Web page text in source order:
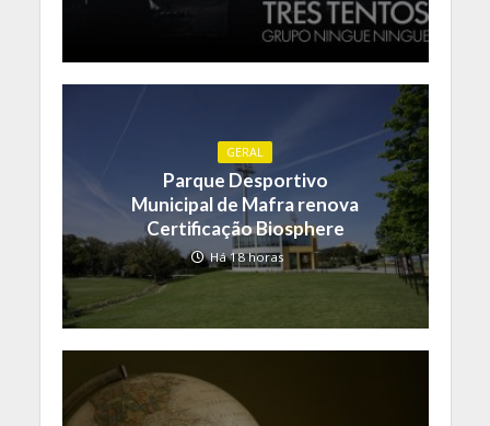
GERAL
Parque Desportivo
Municipal de Mafra renova
Certificação Biosphere
Há 18 horas